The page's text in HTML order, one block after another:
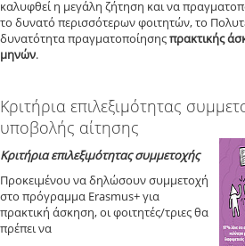
καλυφθεί η μεγάλη ζήτηση και να
το δυνατό περισσότερων φοιτητών, το
δυνατότητα πραγματοποίησηςπρακτικής
μηνών.
Κριτήρια επιλεξιμότητας
υποβολής αίτησης
Κριτήρια επιλεξιμότητας συμμετοχής
Προκειμένου να δηλώσουν συμμετοχή
στο πρόγραμμα Erasmus+ για
πρακτική άσκηση, οι φοιτητές/τριες θα
πρέπει να